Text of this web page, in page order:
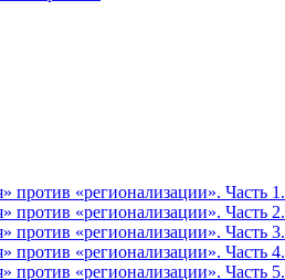
против «регионализации». Часть 1.
против «регионализации». Часть 2.
против «регионализации». Часть 3.
против «регионализации». Часть 4.
против «регионализации». Часть 5.